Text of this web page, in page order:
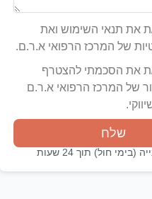
את תנאי השימוש ואת
של המרכז הרפואי א.ר.ם.
את הסכמתי להצטרף
של המרכז הרפואי א.ר.ם
שלח
(בימי חול) תוך 24 שעות